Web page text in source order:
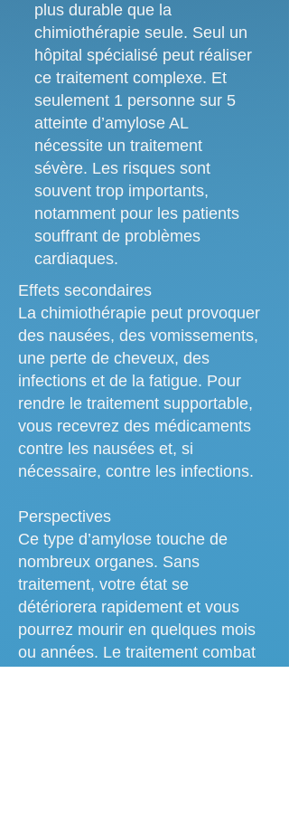
plus durable que la
chimiothérapie seule. Seul un
hôpital spécialisé peut réaliser
ce traitement complexe. Et
seulement 1 personne sur 5
atteinte d’amylose AL
nécessite un traitement
sévère. Les risques sont
souvent trop importants,
notamment pour les patients
souffrant de problèmes
cardiaques.
Effets secondaires
La chimiothérapie peut provoquer
des nausées, des vomissements,
une perte de cheveux, des
infections et de la fatigue. Pour
rendre le traitement supportable,
vous recevrez des médicaments
contre les nausées et, si
nécessaire, contre les infections.
Perspectives
Ce type d’amylose touche de
nombreux organes. Sans
traitement, votre état se
détériorera rapidement et vous
pourrez mourir en quelques mois
ou années. Le traitement combat